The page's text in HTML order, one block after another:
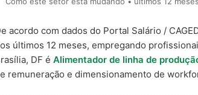
acordo com dados do Portal Salário /
últimos 12 meses, empregando
DF é Alimentador de linha de
remuneração e dimensionamento de